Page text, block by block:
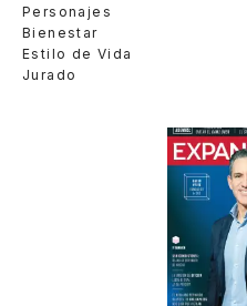
Personajes
Bienestar
Estilo de Vida
Jurado